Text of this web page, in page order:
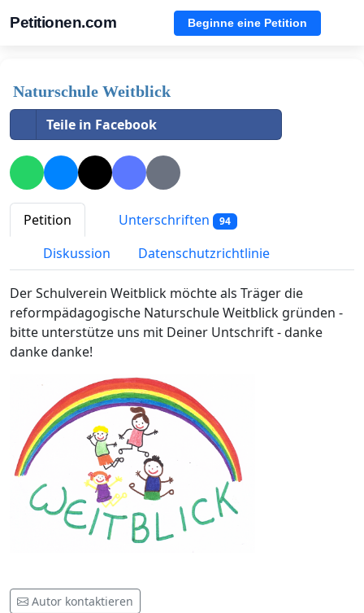
Petitionen.com Beginne eine Petition
Naturschule Weitblick
Teile in Facebook
Petition Unterschriften 94
Diskussion Datenschutzrichtlinie
Der Schulverein Weitblick möchte als Träger die
reformpädagogische Naturschule Weitblick gründen -
bitte unterstütze uns mit Deiner Untschrift - danke
danke danke!
Autor kontaktieren